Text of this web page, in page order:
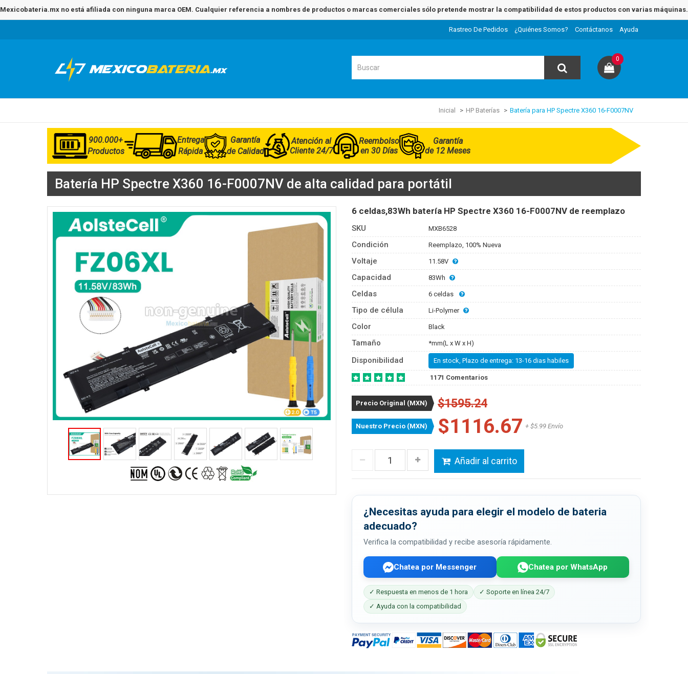
Mexicobateria.mx no está afiliada con ninguna marca OEM. Cualquier referencia a nombres de productos o marcas comerciales sólo pretende mostrar la compatibilidad de estos productos con varias máquinas.
Rastreo De Pedidos ¿Quiénes Somos? Contáctanos Ayuda
0
Inicial HP Baterías Batería para HP Spectre X360 16-F0007NV
900.000+
Productos
Entrega
Rápida
Garantía
de Calidad
Atención al
Cliente 24/7
Reembolso
en 30 Días
Garantía
de 12 Meses
Batería HP Spectre X360 16-F0007NV de alta calidad para portátil
6 celdas,83Wh batería HP Spectre X360 16-F0007NV de reemplazo
SKU MXB6528
Condición Reemplazo, 100% Nueva
Voltaje 11.58V
Capacidad 83Wh
Celdas 6 celdas
Tipo de célula Li-Polymer
Color Black
Tamaño *mm(L x W x H)
Disponibilidad En stock, Plazo de entrega: 13-16 dias habiles
1171 Comentarios
Precio Original (MXN) $1595.24
Nuestro Precio (MXN) $1116.67 + $5.99 Envío
Añadir al carrito
¿Necesitas ayuda para elegir el modelo de bateria
adecuado?
Verifica la compatibilidad y recibe asesoría rápidamente.
Chatea por Messenger Chatea por WhatsApp
✓ Respuesta en menos de 1 hora
✓ Soporte en línea 24/7
✓ Ayuda con la compatibilidad